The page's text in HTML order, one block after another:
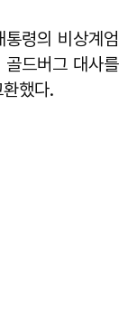
령의 비상계엄
드버그 대사를
했다.